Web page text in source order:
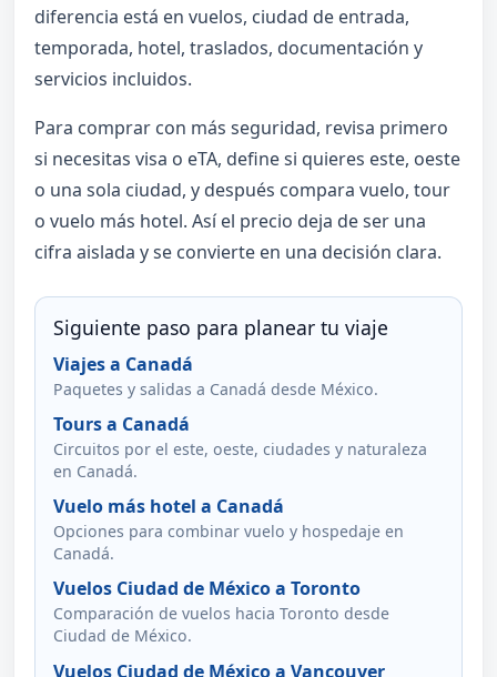
diferencia está en vuelos, ciudad de entrada,
temporada, hotel, traslados, documentación y
servicios incluidos.
Para comprar con más seguridad, revisa primero
si necesitas visa o eTA, define si quieres este, oeste
o una sola ciudad, y después compara vuelo, tour
o vuelo más hotel. Así el precio deja de ser una
cifra aislada y se convierte en una decisión clara.
Siguiente paso para planear tu viaje
Viajes a Canadá
Paquetes y salidas a Canadá desde México.
Tours a Canadá
Circuitos por el este, oeste, ciudades y naturaleza
en Canadá.
Vuelo más hotel a Canadá
Opciones para combinar vuelo y hospedaje en
Canadá.
Vuelos Ciudad de México a Toronto
Comparación de vuelos hacia Toronto desde
Ciudad de México.
Vuelos Ciudad de México a Vancouver